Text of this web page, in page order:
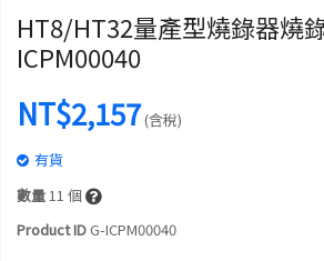
HT8/HT32量產型燒錄器燒
ICPM00040
NT$2,157(含稅)
有貨
數量11 個
Product IDG-ICPM00040